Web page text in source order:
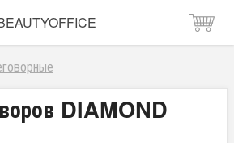
DIAMOND